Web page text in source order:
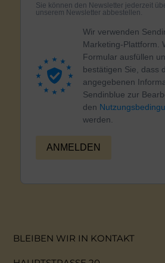
Sie können den Newsletter jederzeit
unserem Newsletter abbestellen.
Wir verwenden
Marketing-Plattform.
Formular ausfüllen
bestätigen Sie, dass
angegebenen
Sendinblue zur
den
werden.
ANMELDEN
BLEIBEN WIR IN KONTAKT